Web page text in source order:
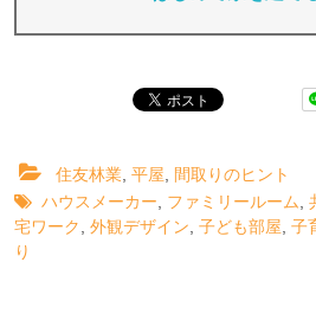
住友林業, 平屋, 間取りのヒント
ハウスメーカー, ファミリールーム,
宅ワーク, 外観デザイン, 子ども部屋, 子
り